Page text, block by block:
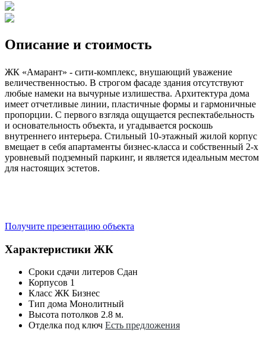
Описание и стоимость
ЖК «Амарант» - сити-комплекс, внушающий уважение
величественностью. В строгом фасаде здания отсутствуют
любые намеки на вычурные излишества. Архитектура дома
имеет отчетливые линии, пластичные формы и гармоничные
пропорции. С первого взгляда ощущается респектабельность
и основательность объекта, и угадывается роскошь
внутреннего интерьера. Стильный 10-этажный жилой корпус
вмещает в себя апартаменты бизнес-класса и собственный 2-х
уровневый подземный паркинг, и является идеальным местом
для настоящих эстетов.
Получите презентацию объекта
Характеристики ЖК
Сроки сдачи литеров Сдан
Корпусов 1
Класс ЖК Бизнес
Тип дома Монолитный
Высота потолков 2.8 м.
Отделка под ключ Есть предложения